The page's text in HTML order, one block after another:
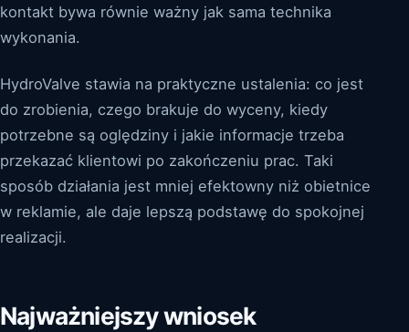
kontakt bywa równie ważny jak sama technika
wykonania.
HydroValve stawia na praktyczne ustalenia: co jest
do zrobienia, czego brakuje do wyceny, kiedy
potrzebne są oględziny i jakie informacje trzeba
przekazać klientowi po zakończeniu prac. Taki
sposób działania jest mniej efektowny niż obietnice
w reklamie, ale daje lepszą podstawę do spokojnej
realizacji.
Najważniejszy wniosek